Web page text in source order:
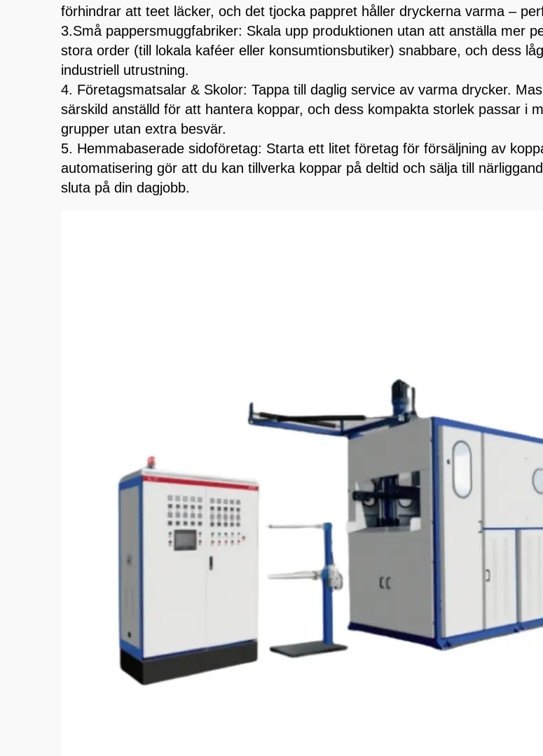
förhindrar att teet läcker, och det tjocka pappret håller dryckerna varma –
3.Små pappersmuggfabriker: Skala upp produktionen utan att anställa mer
stora order (till lokala kaféer eller konsumtionsbutiker) snabbare, och dess
industriell utrustning.
4. Företagsmatsalar & Skolor: Tappa till daglig service av varma drycker.
särskild anställd för att hantera koppar, och dess kompakta storlek passar i
grupper utan extra besvär.
5. Hemmabaserade sidoföretag: Starta ett litet företag för försäljning av
automatisering gör att du kan tillverka koppar på deltid och sälja till
sluta på din dagjobb.